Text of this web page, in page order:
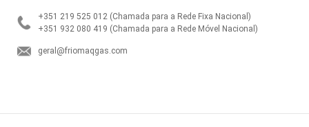
+351 219 525 012 (Chamada para a Rede Fixa Nacional)
+351 932 080 419 (Chamada para a Rede Móvel Nacional)
geral@friomaqgas.com